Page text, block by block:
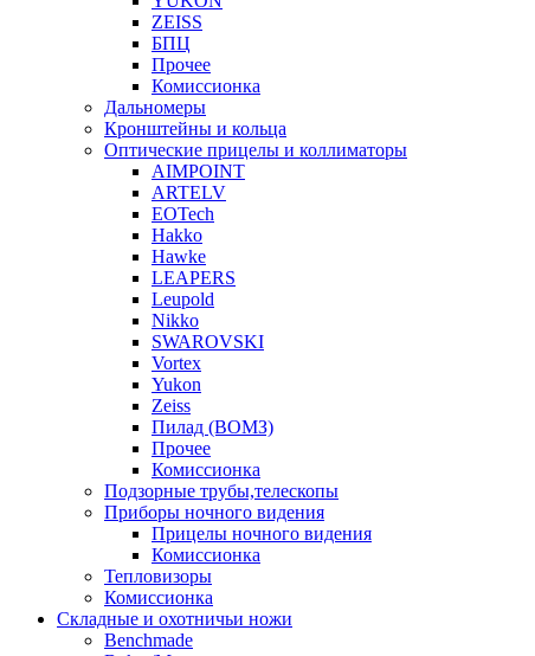
ZEISS
БПЦ
Прочее
Комиссионка
Дальномеры
Кронштейны и кольца
Оптические прицелы и коллиматоры
AIMPOINT
ARTELV
EOTech
Hakko
Hawke
LEAPERS
Leupold
Nikko
SWAROVSKI
Vortex
Yukon
Zeiss
Пилад (ВОМЗ)
Прочее
Комиссионка
Подзорные трубы,телескопы
Приборы ночного видения
Прицелы ночного видения
Комиссионка
Тепловизоры
Комиссионка
Складные и охотничьи ножи
Benchmade